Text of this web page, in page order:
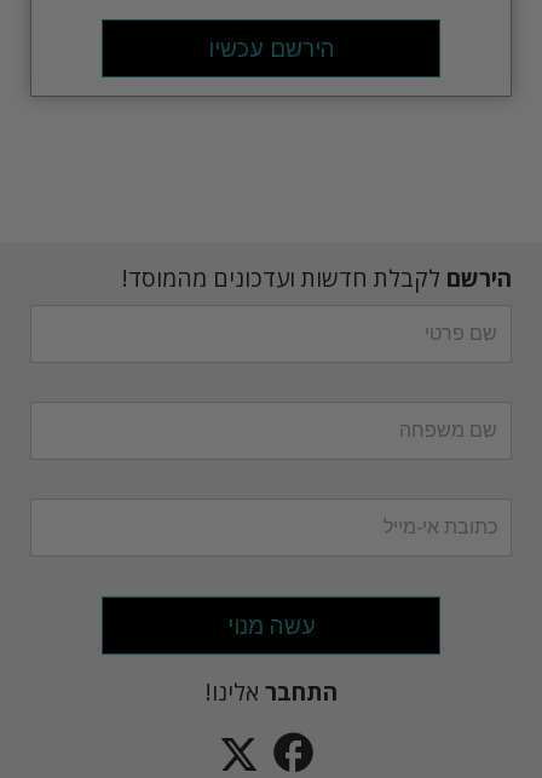
הירשם עכשיו
הירשם לקבלת חדשות ועדכונים מהמוסד!
עשה מנוי
התחבר אלינו!